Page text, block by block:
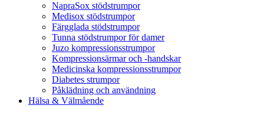
NapraSox stödstrumpor
Medisox stödstrumpor
Färgglada stödstrumpor
Tunna stödstrumpor för damer
Juzo kompressionsstrumpor
Kompressionsärmar och -handskar
Medicinska kompressionsstrumpor
Diabetes strumpor
Påklädning och användning
Hälsa & Välmående